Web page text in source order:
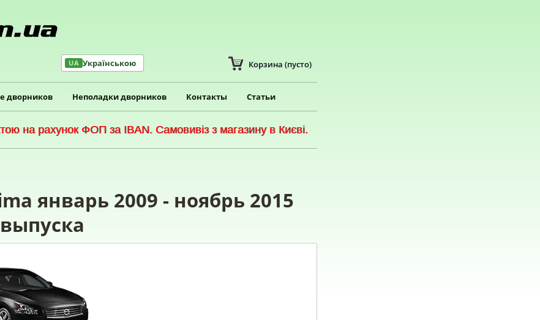
Корзина (пусто)
UA Українською
дворников Неполадки дворников Контакты Статьи
на рахунок ФОП за IBAN. Самовивіз з магазину в Києві.
январь 2009 - ноябрь 2015